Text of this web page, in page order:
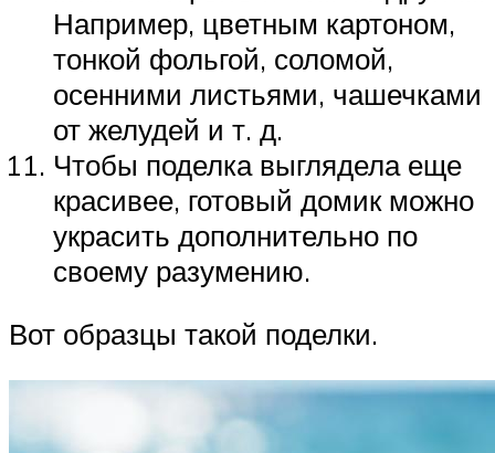
Например, цветным картоном,
тонкой фольгой, соломой,
осенними листьями, чашечками
от желудей и т. д.
Чтобы поделка выглядела еще
красивее, готовый домик можно
украсить дополнительно по
своему разумению.
Вот образцы такой поделки.